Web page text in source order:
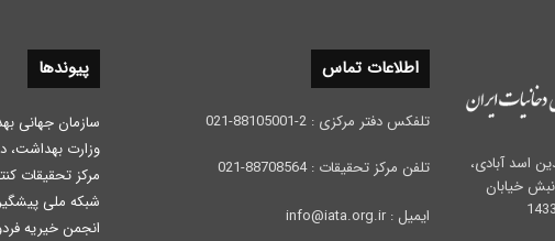
اسد آبادی،
نبش خیابان
اطلاعات تماس
تلفکس دفتر مرکزی : 2-88105001-021
تلفن مرکز تحقیقات : 88708564-021
ایمیل : info@iata.org.ir
پیوندها
سازمان جهانی
وزارت بهداشت،
مرکز تحقیقات
شبکه ملی
انجمن خیریه